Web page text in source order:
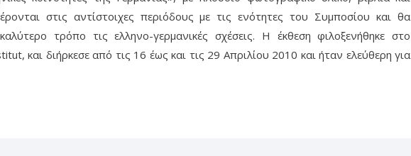
στις αντίστοιχες περιόδους με τις ενότητες του Συμποσίου και θα
τρόπο τις ελληνο-γερμανικές σχέσεις. Η έκθεση φιλοξενήθηκε στο
και διήρκεσε από τις 16 έως και τις 29 Απριλίου 2010 και ήταν ελεύθερη για